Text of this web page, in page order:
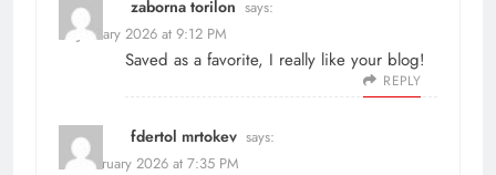
zaborna torilon says:
21 January 2026 at 9:12 PM
Saved as a favorite, I really like your blog!
REPLY
fdertol mrtokev says:
10 February 2026 at 7:35 PM